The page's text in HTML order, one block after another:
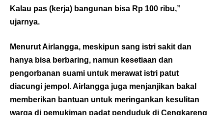
Kalau pas (kerja) bangunan bisa Rp 100 ribu,”
ujarnya.
Menurut Airlangga, meskipun sang istri sakit dan
hanya bisa berbaring, namun kesetiaan dan
pengorbanan suami untuk merawat istri patut
diacungi jempol. Airlangga juga menjanjikan bakal
memberikan bantuan untuk meringankan kesulitan
warga di pemukiman padat penduduk di Cengkareng